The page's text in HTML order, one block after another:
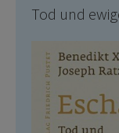
Tod und